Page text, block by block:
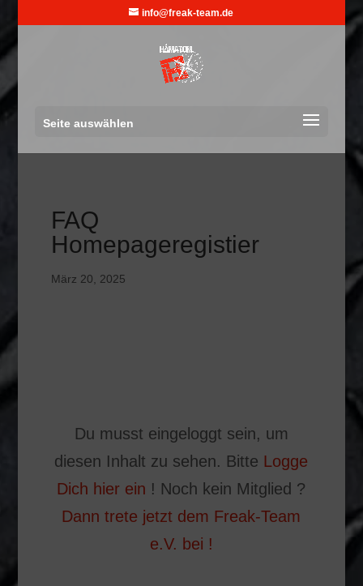
info@freak-team.de
Seite auswählen
FAQ
Homepageregistier
März 20, 2025
Du musst eingeloggt sein, um
diesen Inhalt zu sehen. Bitte Logge
Dich hier ein ! Noch kein Mitglied ?
Dann trete jetzt dem Freak-Team
e.V. bei !